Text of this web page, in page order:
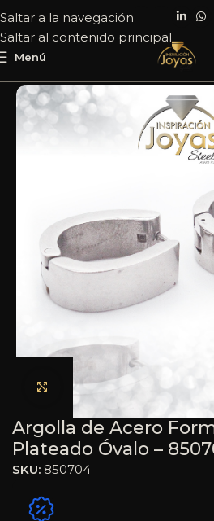
Saltar a la navegación
Saltar al contenido principal
Menú
Haga clic para ampliar
Argolla de Acero
Plateado Óvalo –
SKU: 850704